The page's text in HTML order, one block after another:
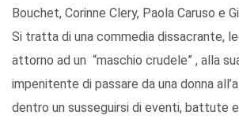
Bouchet, Corinne Clery, Paola Caruso e
Si tratta di una commedia dissacrante,
attorno ad un “maschio crudele” , alla
impenitente di passare da una donna
dentro un susseguirsi di eventi, battute